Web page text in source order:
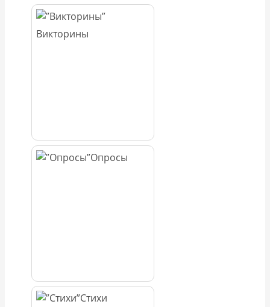
Викторины
Опросы
Стихи